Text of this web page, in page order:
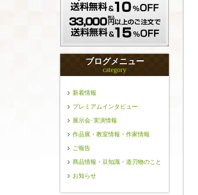
ブログメニュー
category
新着情報
プレミアムインタビュー
展示会･実演情報
作品展・教室情報・作家情報
ご報告
商品情報・豆知識・道刃物のこと
お知らせ